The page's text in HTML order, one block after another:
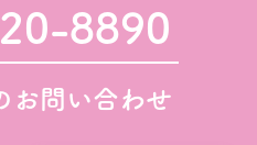
8890
お問い合わせ